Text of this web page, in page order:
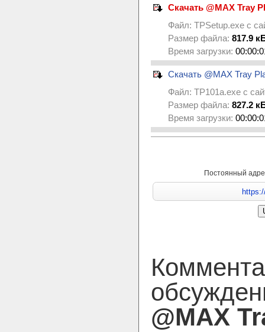
Скачать @MAX Tray
Файл: TPSetup.exe с
Размер файла: 817.9
Время загрузки:
Скачать @MAX Tray
Файл: TP101a.exe с
Размер файла: 827.2
Время загрузки:
Постоянный
@MAX